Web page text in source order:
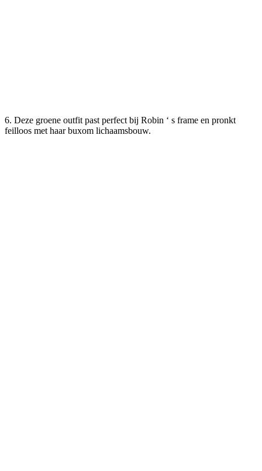
6. Deze groene outfit past perfect bij Robin ‘ s frame en pronkt
feilloos met haar buxom lichaamsbouw.